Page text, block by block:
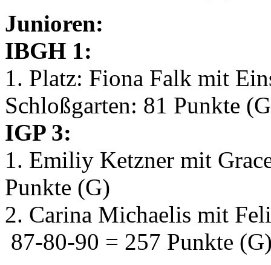
Junioren:
IBGH 1:
1. Platz: Fiona Falk mit
Schloßgarten: 81 Punkte
IGP 3:
1. Emiliy Ketzner mit
Punkte (G)
2. Carina Michaelis mit
87-80-90 = 257 Punkte